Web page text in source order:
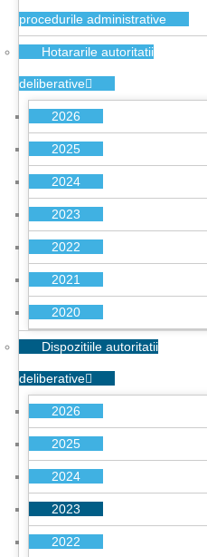
procedurile administrative
Hotararile autoritatii
deliberative
2026
2025
2024
2023
2022
2021
2020
Dispozitiile autoritatii
deliberative
2026
2025
2024
2023
2022